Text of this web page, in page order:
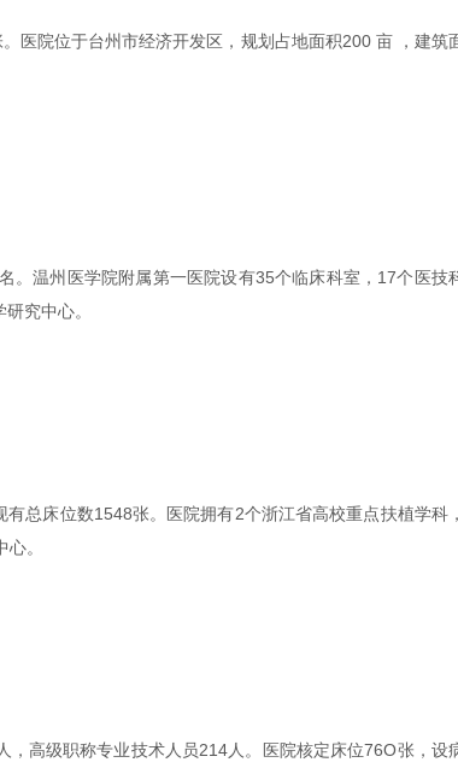
院位于台州市经济开发区，规划占地面积200 亩 ，建筑
温州医学院附属第一医院设有35个临床科室，17个医技
究中心。
床位数1548张。医院拥有2个浙江省高校重点扶植学科
。
高级职称专业技术人员214人。医院核定床位76O张，设